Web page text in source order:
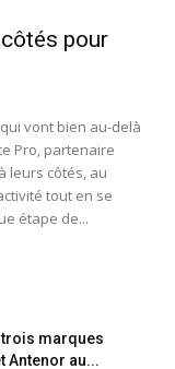
pour
vont bien au-delà
Pro, partenaire
leurs côtés, au
tout en se
étape de...
trois marques
Antenor au...